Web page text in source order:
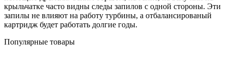
крыльчатке часто видны следы запилов с одной стороны. Эти
запилы не влияют на работу турбины, а отбалансированый
картридж будет работать долгие годы.
Популярные товары